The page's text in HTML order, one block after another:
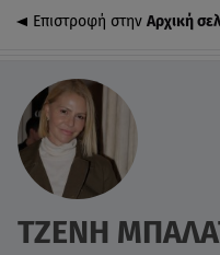
Επιστροφή στην Αρχική
ΤΖΕΝΗ